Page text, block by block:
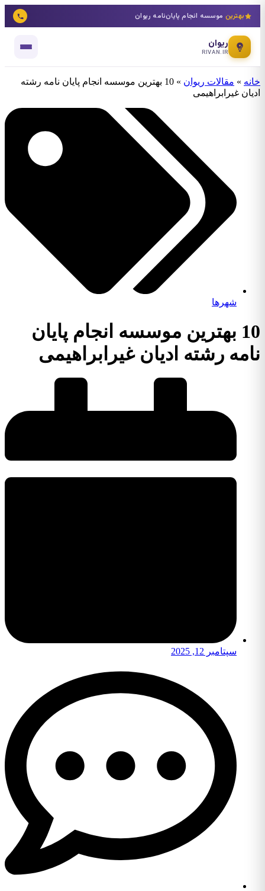
بهترینموسسه انجام پایان‌نامه ریوان
ریوان
RIVAN.IR
خانه » مقالات ریوان »
10 بهترین موسسه انجام پایان نامه رشته
ادیان غیرابراهیمی
شهرها
10 بهترین موسسه انجام پایان
نامه رشته ادیان غیرابراهیمی
سپتامبر 12, 2025